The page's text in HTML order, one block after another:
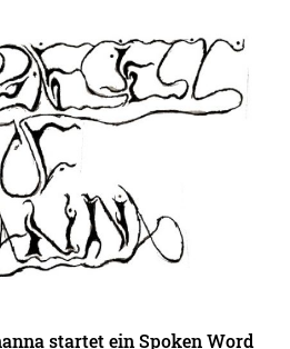
startet ein Spoken Word